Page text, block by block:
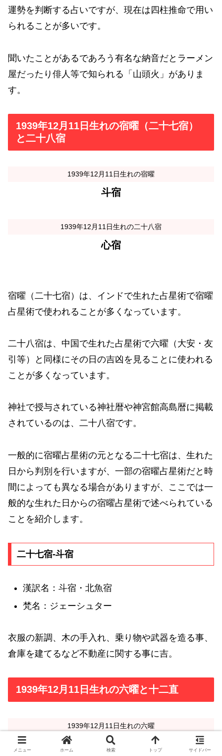
運勢を判断する占いですが、現在は四柱推命で用い
られることが多いです。
聞いたことがあるであろう有名な納音だとラーメン
屋だったり俳人等で知られる「山頭火」がありま
す。
1939年12月11日生れの宿曜（二十七宿）
と二十八宿
1939年12月11日生れの宿曜
斗宿
1939年12月11日生れの二十八宿
心宿
宿曜（二十七宿）は、インドで生れた占星術で宿曜
占星術で使われることが多くなっています。
二十八宿は、中国で生れた占星術で六曜（大安・友
引等）と同様にその日の吉凶を見ることに使われる
ことが多くなっています。
神社で授与されている神社暦や神宮館高島暦に掲載
されているのは、二十八宿です。
一般的に宿曜占星術の元となる二十七宿は、生れた
日から判別を行いますが、一部の宿曜占星術だと時
間によっても異なる場合がありますが、ここでは一
般的な生れた日からの宿曜占星術で述べられている
ことを紹介します。
二十七宿-斗宿
漢訳名：斗宿・北魚宿
梵名：ジェーシュター
衣服の新調、木の手入れ、乗り物や武器を造る事、
倉庫を建てるなど不動産に関する事に吉。
1939年12月11日生れの六曜と十二直
1939年12月11日生れの六曜
大安
メニュー ホーム 検索 トップ サイドバー